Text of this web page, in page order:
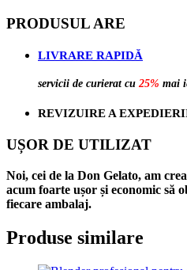
PRODUSUL ARE
LIVRARE RAPIDĂ
servicii de curierat cu 25% mai
REVIZUIRE A
UȘOR DE UTILIZAT
Noi, cei de la Don Gelato, am
acum foarte ușor și economic să
fiecare ambalaj.
Produse similare